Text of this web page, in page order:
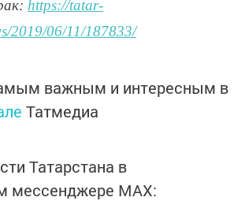
https://tatar-
2019/06/11/187833/
важным и интересным в
Татмедиа
Татарстана в
мессенджере MАХ: